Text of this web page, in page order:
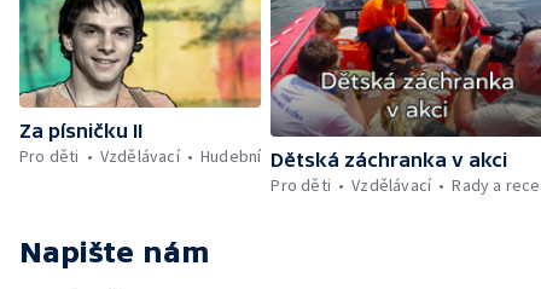
Za písničku II
Pro děti
Vzdělávací Hudební Dětská záchranka v akci
Pro děti
Vzdělávací Rady a
Napište nám